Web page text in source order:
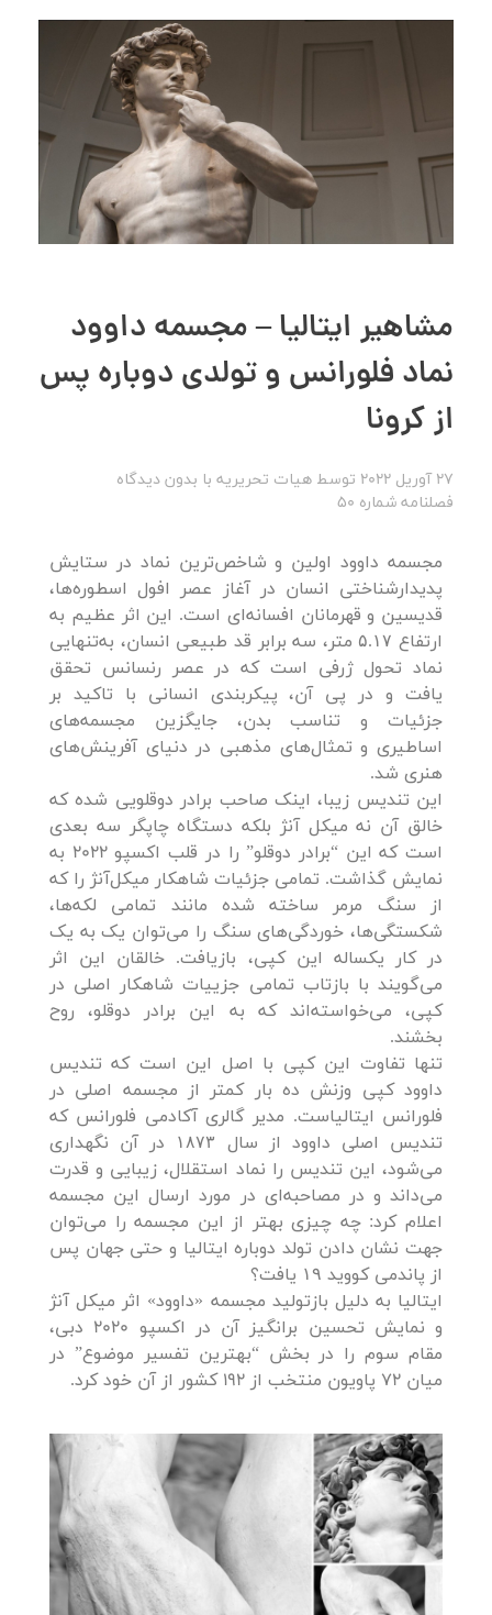
مشاهیر ایتالیا – مجسمه داوود
نماد فلورانس و تولدی دوباره پس
از کرونا
27 آوریل 2022 توسط هیات تحریریه با بدون دیدگاه
فصلنامه شماره 50
مجسمه داوود اولین و شاخص‌ترین نماد در ستایش
پدیدارشناختی انسان در آغاز عصر افول اسطوره‌ها،
قدیسین و قهرمانان افسانه‌ای است. این اثر عظیم به
ارتفاع ۵.۱۷ متر، سه برابر قد طبیعی انسان، به‌تنهایی
نماد تحول ژرفی است که در عصر رنسانس تحقق
یافت و در پی آن، پیکربندی انسانی با تاکید بر
جزئیات و تناسب بدن، جایگزین مجسمه‌های
اساطیری و تمثال‌های مذهبی در دنیای آفرینش‌های
هنری شد.
این تندیس زیبا، اینک صاحب برادر دوقلویی شده که
خالق آن نه میکل آنژ بلکه دستگاه چاپگر سه بعدی
است که این “برادر دوقلو” را در قلب اکسپو 2022 به
نمایش گذاشت. تمامی جزئیات شاهکار میکل‌آنژ را که
از سنگ مرمر ساخته شده مانند تمامی لکه‌ها،
شکستگی‌ها، خوردگی‌های سنگ را می‌توان یک به یک
در کار یکساله این کپی، بازیافت. خالقان این اثر
می‌گویند با بازتاب تمامی جزییات شاهکار اصلی در
کپی، می‌خواسته‌اند که به این برادر دوقلو، روح
بخشند.
تنها تفاوت این کپی با اصل این است که تندیس
داوود کپی وزنش ده بار کمتر از مجسمه اصلی در
فلورانس ایتالیاست. مدیر گالری آکادمی فلورانس که
تندیس اصلی داوود از سال ۱۸۷۳ در آن نگهداری
می‌شود، این تندیس را نماد استقلال، زیبایی و قدرت
می‌داند و در مصاحبه‌ای در مورد ارسال این مجسمه
اعلام کرد: چه چیزی بهتر از این مجسمه را می‌توان
جهت نشان دادن تولد دوباره ایتالیا و حتی جهان پس
از پاندمی کووید ۱۹ یافت؟
ایتالیا به دلیل بازتولید مجسمه «داوود» اثر میکل آنژ
و نمایش تحسین برانگیز آن در اکسپو 2020 دبی،
مقام سوم را در بخش “بهترین تفسیر موضوع” در
میان 72 پاویون منتخب از 192 کشور از آن خود کرد.